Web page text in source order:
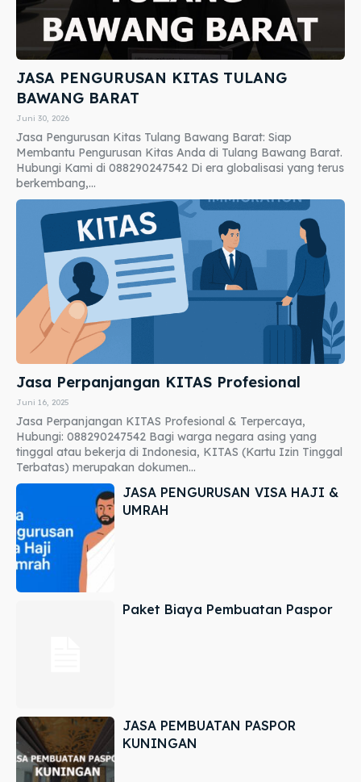
JASA PENGURUSAN KITAS TULANG
BAWANG BARAT
Juni 30, 2026
Jasa Pengurusan Kitas Tulang Bawang Barat: Siap
Membantu Pengurusan Kitas Anda di Tulang Bawang Barat.
Hubungi Kami di 088290247542 Di era globalisasi yang terus
berkembang,...
Jasa Perpanjangan KITAS Profesional
Juni 16, 2025
Jasa Perpanjangan KITAS Profesional & Terpercaya,
Hubungi: 088290247542 Bagi warga negara asing yang
tinggal atau bekerja di Indonesia, KITAS (Kartu Izin Tinggal
Terbatas) merupakan dokumen...
JASA PENGURUSAN VISA HAJI &
UMRAH
Paket Biaya Pembuatan Paspor
JASA PEMBUATAN PASPOR
KUNINGAN